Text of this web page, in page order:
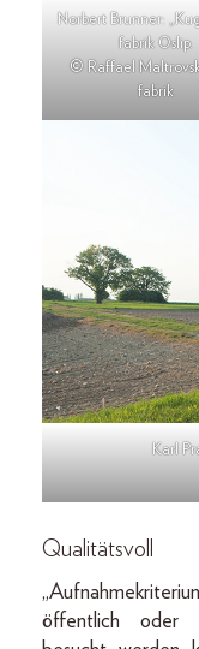
Norbert Brunner:
fabrik Oslip.
© Raffael
fabrik
Karl
Qualitätsvoll
öffentlich oder